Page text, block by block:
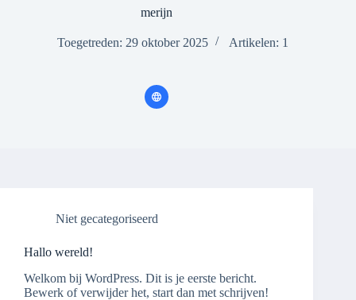
merijn
Toegetreden: 29 oktober 2025 Artikelen: 1
Niet gecategoriseerd
Hallo wereld!
Welkom bij WordPress. Dit is je eerste bericht.
Bewerk of verwijder het, start dan met schrijven!